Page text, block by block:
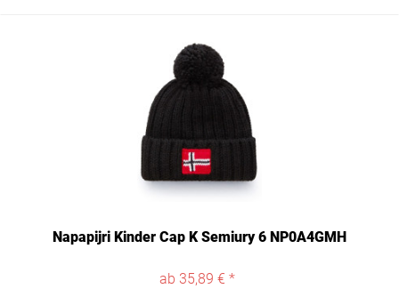
Napapijri Kinder Cap K Semiury 6 NP0A4GMH
ab 35,89 € *